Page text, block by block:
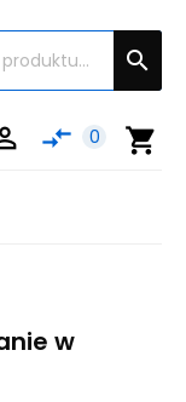

shopping_cart
compare_arrows 0
w